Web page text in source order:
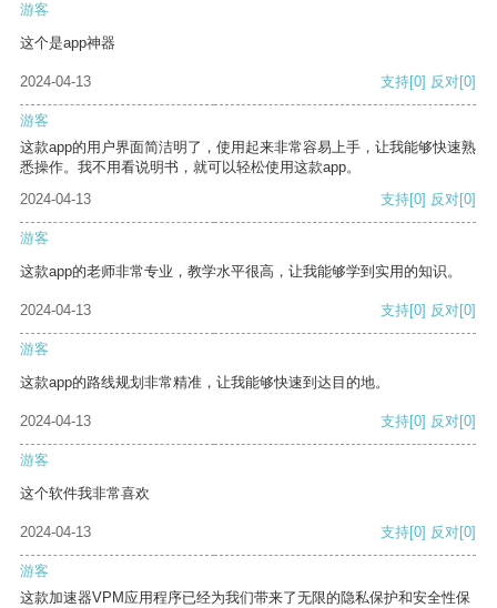
游客
这个是app神器
2024-04-13 支持[0] 反对[0]
游客
这款app的用户界面简洁明了，使用起来非常容易上手，让我能够快速熟
悉操作。我不用看说明书，就可以轻松使用这款app。
2024-04-13
支持[0] 反对[0]
游客
这款app的老师非常专业，教学水平很高，让我能够学到实用的知识。
2024-04-13 支持[0] 反对[0]
游客
这款app的路线规划非常精准，让我能够快速到达目的地。
2024-04-13 支持[0] 反对[0]
游客
这个软件我非常喜欢
2024-04-13 支持[0] 反对[0]
游客
这款加速器VPM应用程序已经为我们带来了无限的隐私保护和安全性保